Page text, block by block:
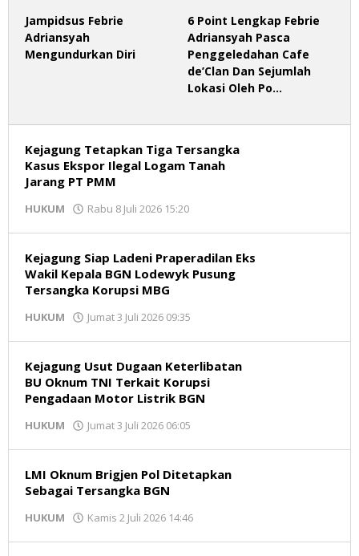
Jampidsus Febrie
Adriansyah
Mengundurkan Diri
6 Point Lengkap Febrie
Adriansyah Pasca
Penggeledahan Cafe
de’Clan Dan Sejumlah
Lokasi Oleh Po…
Kejagung Tetapkan Tiga Tersangka
Kasus Ekspor Ilegal Logam Tanah
Jarang PT PMM
HUKUM Rabu 8 Juli 2026 15:20
Kejagung Siap Ladeni Praperadilan Eks
Wakil Kepala BGN Lodewyk Pusung
Tersangka Korupsi MBG
HUKUM Jumat 3 Juli 2026 09:35
Kejagung Usut Dugaan Keterlibatan
BU Oknum TNI Terkait Korupsi
Pengadaan Motor Listrik BGN
HUKUM Jumat 3 Juli 2026 06:05
LMI Oknum Brigjen Pol Ditetapkan
Sebagai Tersangka BGN
HUKUM Kamis 2 Juli 2026 14:46